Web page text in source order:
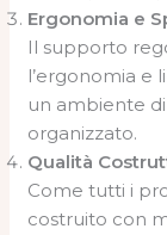
Ergonomia e
Il supporto
l’ergonomia e
un ambiente
organizzato.
Qualità
Come tutti i
costruito con